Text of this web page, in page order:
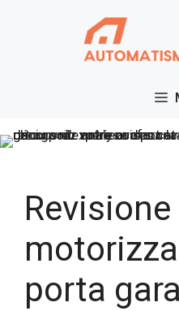
Revisione
porta